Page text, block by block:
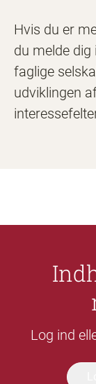
Hvis du er
du melde dig
faglige
udviklingen
Log ind